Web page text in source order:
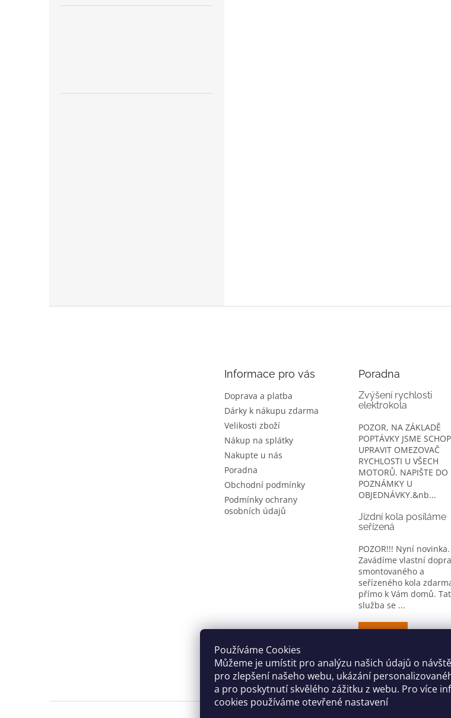
Používáme Cookies
Můžeme je umístit pro analýzu našich údajů o
pro zlepšení našeho webu, ukázání
a pro poskytnutí skvělého zážitku z webu. Pro více
cookies používáme otevřené nastavení
Informace pro vás
Doprava a platba
Dárky k nákupu zdarma
Velikosti zboží
Nákup na splátky
Nakupte u nás
Poradna
Obchodní podmínky
Podmínky ochrany
osobních údajů
Poradna
Zvýšení rychlosti
elektrokola
POZOR, NA ZÁKLADĚ
POPTÁVKY JSME
UPRAVIT OMEZOVAČ
RYCHLOSTI U VŠECH
MOTORŮ. NAPIŠTE DO
POZNÁMKY U
OBJEDNÁVKY.&nb...
Jízdní kola posíláme
seřízená
POZOR!!! Nyní novinka.
Zavádíme vlastní
smontovaného a
seřízeného kola
přímo k Vám domů.
služba se ...
ARCHIV
CYKLO OBLEČENÍ